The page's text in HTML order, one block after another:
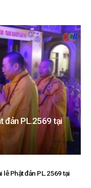
đản PL.2569 tại
lễ Phật đản PL.2569 tại